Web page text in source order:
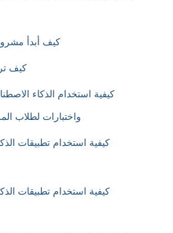
كيف أبدأ
كيف
كيفية استخدام الذكاء
واختبارات لطلاب
كيفية استخدام تطبيقات
كيفية استخدام تطبيقات